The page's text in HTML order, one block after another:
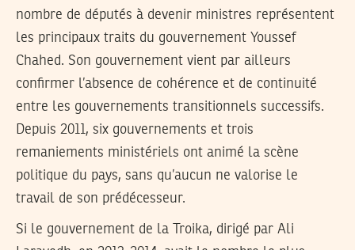
nombre de députés à devenir ministres représentent
les principaux traits du gouvernement Youssef
Chahed. Son gouvernement vient par ailleurs
confirmer l’absence de cohérence et de continuité
entre les gouvernements transitionnels successifs.
Depuis 2011, six gouvernements et trois
remaniements ministériels ont animé la scène
politique du pays, sans qu’aucun ne valorise le
travail de son prédécesseur.
Si le gouvernement de la Troika, dirigé par Ali